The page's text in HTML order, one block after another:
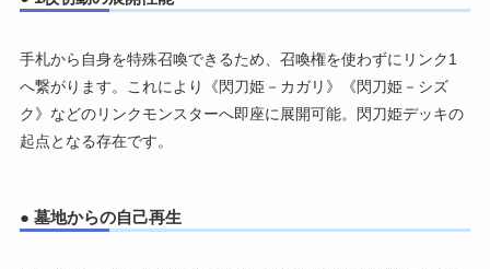
手札から自身を特殊召喚できるため、召喚権を使わずにリンク1
へ繋がります。これにより《閃刀姫－カガリ》《閃刀姫－シズ
ク》などのリンクモンスターへ即座に展開可能。閃刀姫デッキの
起点となる存在です。
● 墓地からの自己再生